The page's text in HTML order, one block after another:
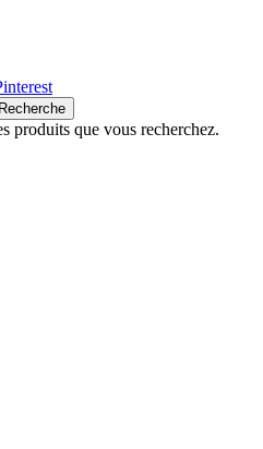
Recherche
produits que vous recherchez.